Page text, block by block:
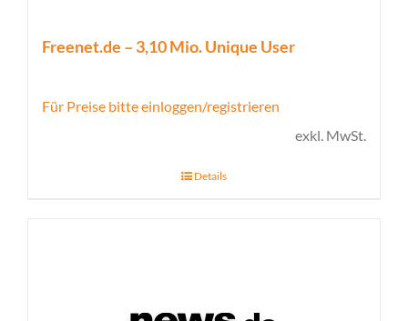
Freenet.de – 3,10 Mio. Unique User
Für Preise bitte einloggen/registrieren
exkl. MwSt.
Details